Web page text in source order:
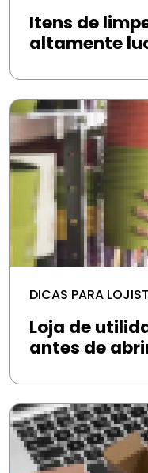
Itens de
altamente
DICAS PARA
Loja de
antes de